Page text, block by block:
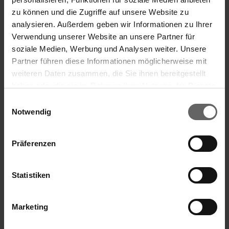
zu können und die Zugriffe auf unsere Website zu
analysieren. Außerdem geben wir Informationen zu Ihrer
Verwendung unserer Website an unsere Partner für
soziale Medien, Werbung und Analysen weiter. Unsere
Partner führen diese Informationen möglicherweise mit
weiteren Daten zusammen, die Sie ihnen bereitgestellt
Cookies, wenn Sie unsere Webseite weiterhin nutzen.
Notwendig
Präferenzen
Statistiken
Marketing
2018-04-11; UTC+2
f) Place of the transaction
Name:
Tradegate
MIC: XGAT
16.04.2018 The DGAP Distribution Services include
Regulatory Announcements, Financial/Corporate News
and Press Releases.
Search suggestions